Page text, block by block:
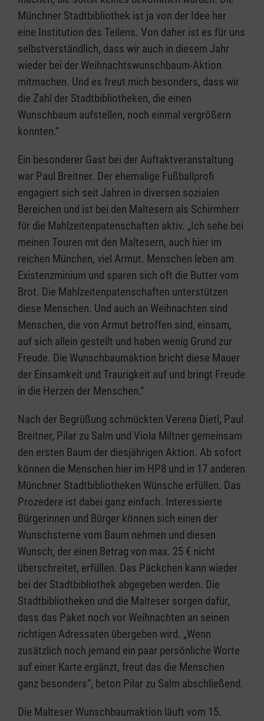
Münchner Stadtbibliothek ist ja von der Idee her
eine Institution des Teilens. Von daher ist es für uns
selbstverständlich, dass wir auch in diesem Jahr
wieder bei der Weihnachtswunschbaum-Aktion
mitmachen. Und es freut mich besonders, dass wir
die Zahl der Stadtbibliotheken, die einen
Wunschbaum aufstellen, noch einmal vergrößern
konnten.“
Ein besonderer Gast bei der Auftaktveranstaltung
war Paul Breitner. Der ehemalige Fußballprofi
engagiert sich seit Jahren in diversen sozialen
Bereichen und ist bei den Maltesern als Schirmherr
für die Mahlzeitenpatenschaften aktiv. „Ich sehe bei
meinen Touren mit den Maltesern, auch hier im
reichen München, viel Armut. Menschen leben am
Existenzminium und sparen sich oft die Butter vom
Brot. Die Mahlzeitenpatenschaften unterstützen
diese Menschen. Und auch an Weihnachten sind
Menschen, die von Armut betroffen sind, einsam,
auf sich allein gestellt und haben wenig Grund zur
Freude. Die Wunschbaumaktion bricht diese Mauer
der Einsamkeit und Traurigkeit auf und bringt Freude
in die Herzen der Menschen.“
Nach der Begrüßung schmückten Verena Dietl, Paul
Breitner, Pilar zu Salm und Viola Miltner gemeinsam
den ersten Baum der diesjährigen Aktion. Ab sofort
können die Menschen hier im HP8 und in 17 anderen
Münchner Stadtbibliotheken Wünsche erfüllen. Das
Prozedere ist dabei ganz einfach. Interessierte
Bürgerinnen und Bürger können sich einen der
Wunschsterne vom Baum nehmen und diesen
Wunsch, der einen Betrag von max. 25 € nicht
überschreitet, erfüllen. Das Päckchen kann wieder
bei der Stadtbibliothek abgegeben werden. Die
Stadtbibliotheken und die Malteser sorgen dafür,
dass das Paket noch vor Weihnachten an seinen
richtigen Adressaten übergeben wird. „Wenn
zusätzlich noch jemand ein paar persönliche Worte
auf einer Karte ergänzt, freut das die Menschen
ganz besonders“, beton Pilar zu Salm abschließend.
Die Malteser Wunschbaumaktion läuft vom 15.